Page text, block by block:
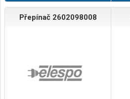
Přepínač 2602098008